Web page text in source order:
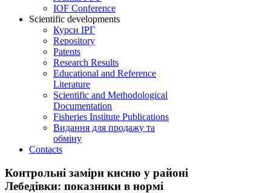
IOF Conference
Scientific developments
Курси ІРГ
Repository
Patents
Research Results
Educational and Reference
Literature
Scientific and Methodological
Documentation
Fisheries Institute Publications
Видання для продажу та
обміну
Contacts
Контрольні заміри кисню у районі
Лебедівки: показники в нормі